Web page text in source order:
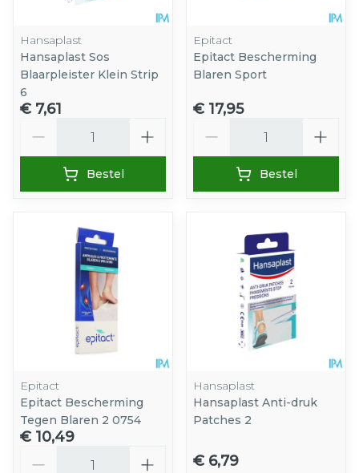
Hansaplast
Hansaplast Sos
Blaarpleister Klein Strip
6
€ 7,61
Bestel
Epitact
Epitact Bescherming
Blaren Sport
€ 17,95
Bestel
Epitact
Epitact Bescherming
Tegen Blaren 2 0754
€ 10,49
Hansaplast
Hansaplast Anti-druk
Patches 2
€ 6,79